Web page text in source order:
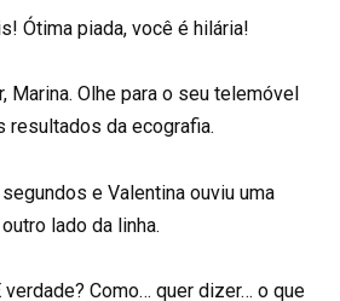
Ótima piada, você é hilária!
Marina. Olhe para o seu telemóvel
resultados da ecografia.
e Valentina ouviu uma
lado da linha.
Como… quer dizer… o que